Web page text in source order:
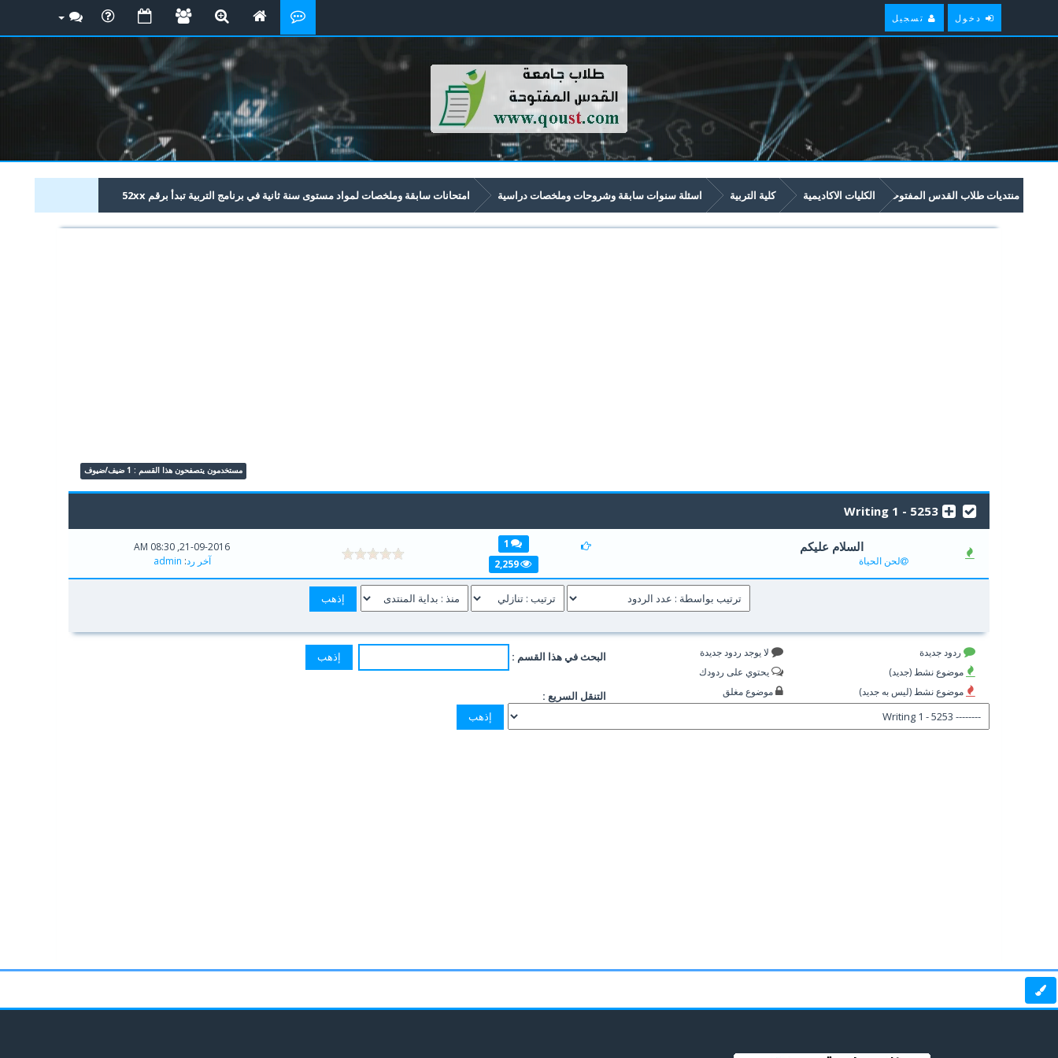
دخول تسجيل
منتديات طلاب القدس المفتوحة الكليات الاكاديمية كلية التربية اسئلة سنوات سابقة وشروحات وملخصات دراسية امتحانات سابقة وملخصات لمواد مستوى سنة ثانية في برنامج التربية تبدأ برقم 52xx
5253 - Writing 1
مستخدمون يتصفحون هذا القسم : 1 ضيف/ضيوف
5253 - Writing 1
السلام عليكم
لحن الحياة
1
2,259
0 أصوات - 0 من معدل 5 أصوات
21-09-2016, 08:30 AM
آخر رد:
admin
ردود جديدة
موضوع نشط (جديد)
موضوع نشط (ليس به جديد)
لا يوجد ردود جديدة
يحتوي على ردودك
موضوع مغلق
البحث في هذا القسم :
التنقل السريع :